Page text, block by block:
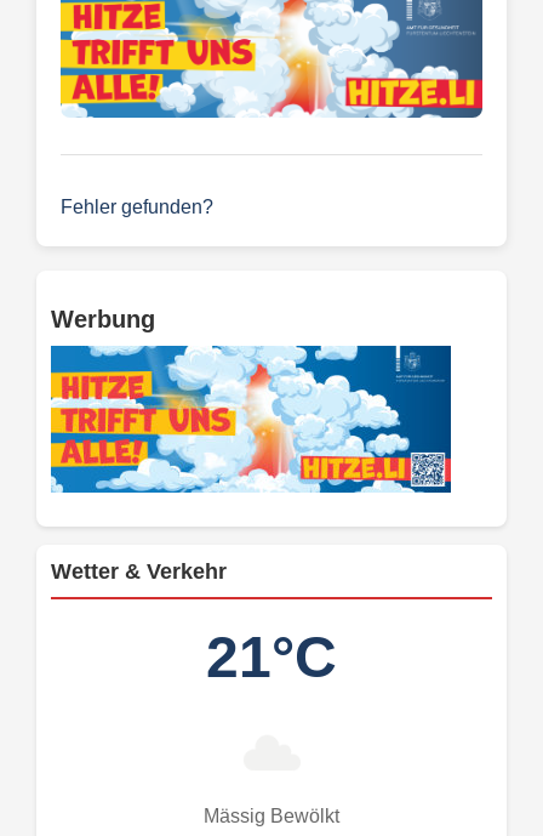
Fehler gefunden?
Werbung
Wetter & Verkehr
21°C
Mässig Bewölkt